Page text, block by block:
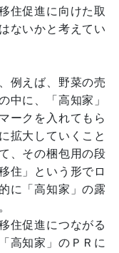
住促進に向けた取
ないかと考えてい
例えば、野菜の売
中に、「高知家」
ークを入れてもら
拡大していくこと
、その梱包用の段
住」という形でロ
に「高知家」の露
住促進につながる
高知家」のＰＲに